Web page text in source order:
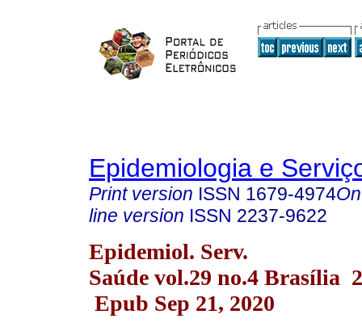
Epidemiologia e
Print version ISSN 1679-4974
line version ISSN 2237-9622
Epidemiol. Serv.
Saúde vol.29 no.4 Brasília
Epub Sep 21, 2020